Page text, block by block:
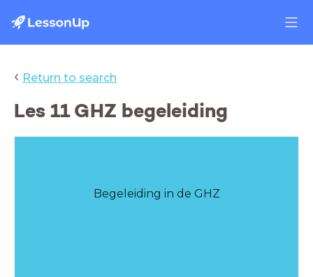
‹ Return to search
Les 11 GHZ begeleiding
Begeleiding in de GHZ